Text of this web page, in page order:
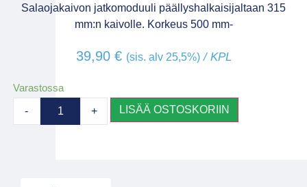
Salaojakaivon jatkomoduuli päällyshalkaisijaltaan 315
mm:n kaivolle. Korkeus 500 mm-
39,90 € (sis. alv 25,5%)/ KPL
Varastossa
- + LISÄÄ OSTOSKORIIN